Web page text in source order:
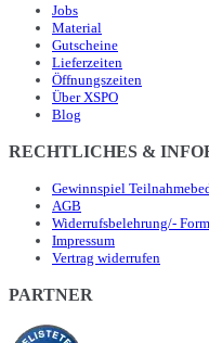
Jobs
Material
Gutscheine
Lieferzeiten
Öffnungszeiten
Über XSPO
Blog
RECHTLICHES &
Gewinnspiel
AGB
Widerrufsbelehrung/-
Impressum
Vertrag widerrufen
PARTNER